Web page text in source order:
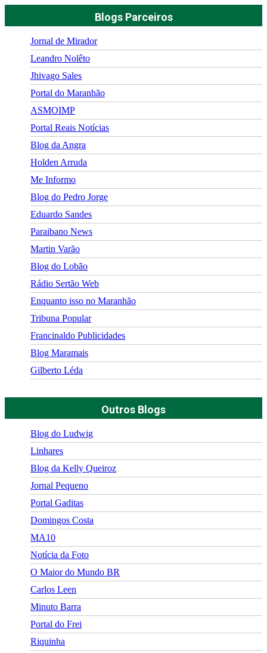
Blogs Parceiros
Jornal de Mirador
Leandro Nolêto
Jhivago Sales
Portal do Maranhão
ASMOIMP
Portal Reais Notí­cias
Blog da Angra
Holden Arruda
Me Informo
Blog do Pedro Jorge
Eduardo Sandes
Paraibano News
Martin Varão
Blog do Lobão
Rádio Sertão Web
Enquanto isso no Maranhão
Tribuna Popular
Francinaldo Publicidades
Blog Maramais
Gilberto Léda
Outros Blogs
Blog do Ludwig
Linhares
Blog da Kelly Queiroz
Jornal Pequeno
Portal Gaditas
Domingos Costa
MA10
Notícia da Foto
O Maior do Mundo BR
Carlos Leen
Minuto Barra
Portal do Frei
Riquinha